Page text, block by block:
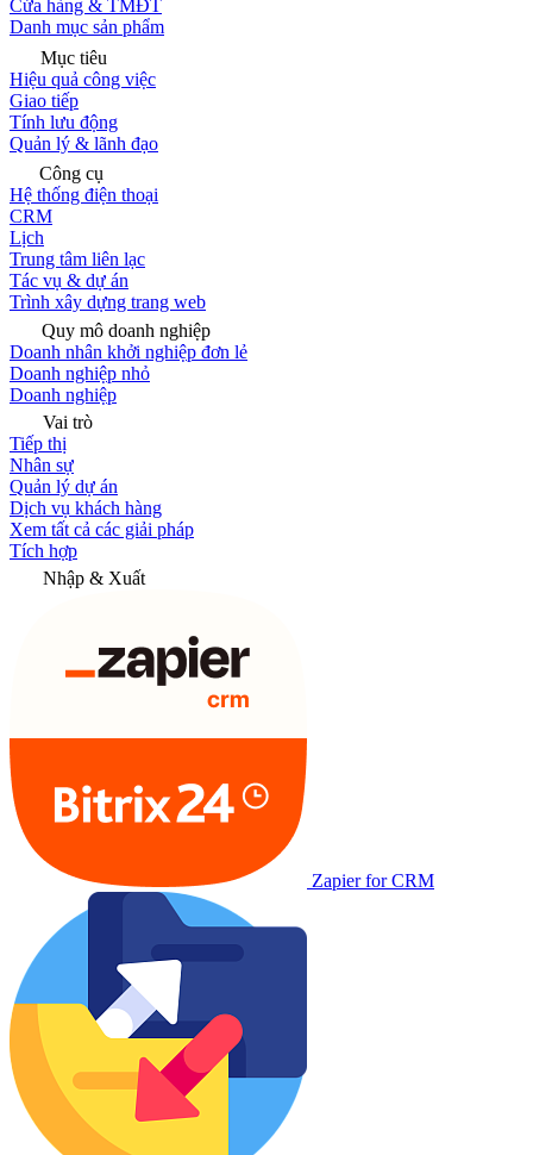
Cửa hàng & TMĐT
Danh mục sản phẩm
Mục tiêu
Hiệu quả công việc
Giao tiếp
Tính lưu động
Quản lý & lãnh đạo
Công cụ
Hệ thống điện thoại
CRM
Lịch
Trung tâm liên lạc
Tác vụ & dự án
Trình xây dựng trang web
Quy mô doanh nghiệp
Doanh nhân khởi nghiệp đơn lẻ
Doanh nghiệp nhỏ
Doanh nghiệp
Vai trò
Tiếp thị
Nhân sự
Quản lý dự án
Dịch vụ khách hàng
Xem tất cả các giải pháp
Tích hợp
Nhập & Xuất
Zapier for CRM